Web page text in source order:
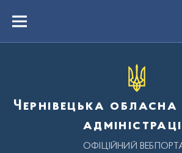
вмістуMenu
Чернівецька обласна
ОФІЦІЙНИЙ